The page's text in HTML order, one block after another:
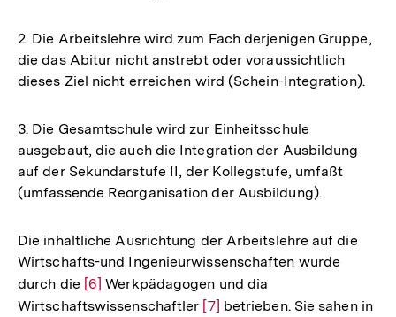
2. Die Arbeitslehre wird zum Fach derjenigen Gruppe,
die das Abitur nicht anstrebt oder voraussichtlich
dieses Ziel nicht erreichen wird (Schein-Integration).
3. Die Gesamtschule wird zur Einheitsschule
ausgebaut, die auch die Integration der Ausbildung
auf der Sekundarstufe II, der Kollegstufe, umfaßt
(umfassende Reorganisation der Ausbildung).
Die inhaltliche Ausrichtung der Arbeitslehre auf die
Wirtschafts-und Ingenieurwissenschaften wurde
durch die Zur
Auflösung
[6] Werkpädagogen und dia
Wirtschaftswissenschaftler Zur
[7] betrieben. Sie sahen in